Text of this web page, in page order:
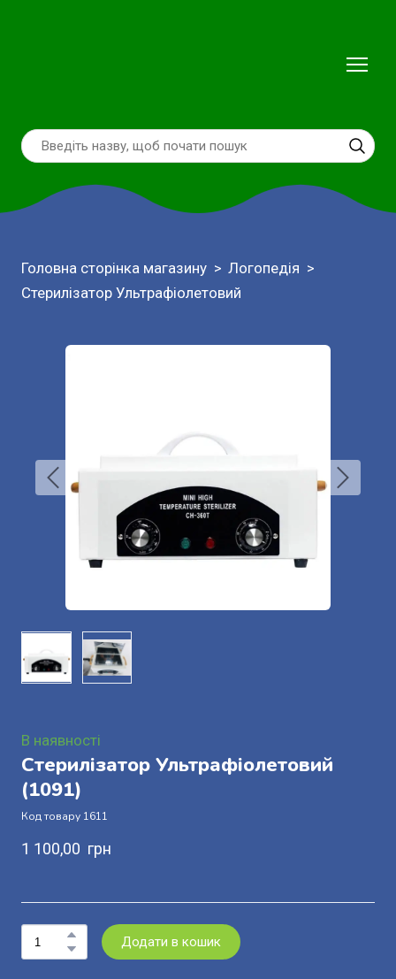
Головна сторінка магазину
Логопедія
Стерилізатор Ультрафіолетовий
В наявності
Стерилізатор Ультрафіолетовий
(1091)
Код товару 1611
1 100,00  грн
Додати в кошик